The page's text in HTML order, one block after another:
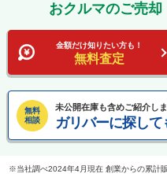
おクルマのご売
金額だけ知りたい方も！
無料査定
無料
相談
未公開在庫も含めご紹介しま
ガリバーに探して
当社調べ2024年4月現在 創業からの累計